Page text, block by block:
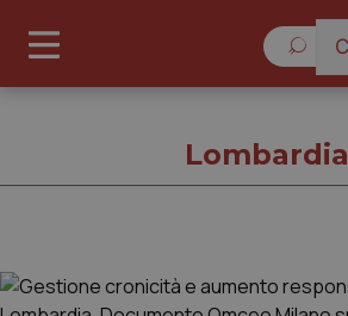
Lombardia